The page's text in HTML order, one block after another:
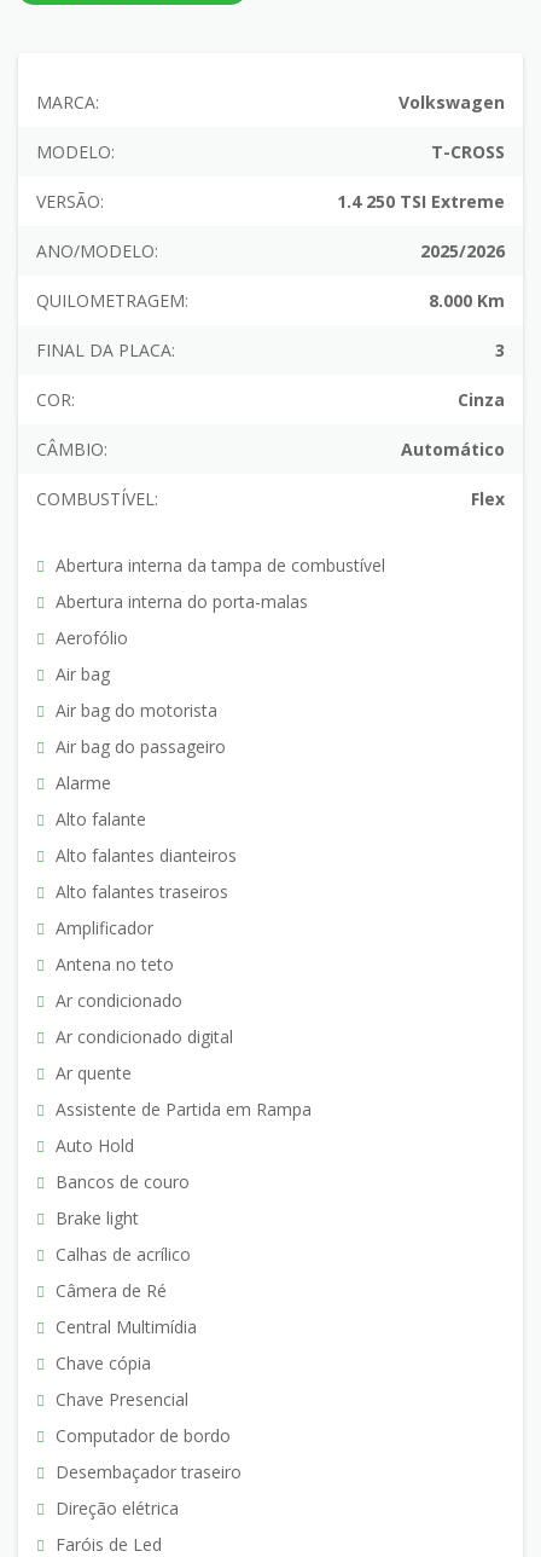
MARCA: Volkswagen
MODELO: T-CROSS
VERSÃO: 1.4 250 TSI Extreme
ANO/MODELO: 2025/2026
QUILOMETRAGEM: 8.000 Km
FINAL DA PLACA: 3
COR: Cinza
CÂMBIO: Automático
COMBUSTÍVEL: Flex
Abertura interna da tampa de combustível
Abertura interna do porta-malas
Aerofólio
Air bag
Air bag do motorista
Air bag do passageiro
Alarme
Alto falante
Alto falantes dianteiros
Alto falantes traseiros
Amplificador
Antena no teto
Ar condicionado
Ar condicionado digital
Ar quente
Assistente de Partida em Rampa
Auto Hold
Bancos de couro
Brake light
Calhas de acrílico
Câmera de Ré
Central Multimídia
Chave cópia
Chave Presencial
Computador de bordo
Desembaçador traseiro
Direção elétrica
Faróis de Led